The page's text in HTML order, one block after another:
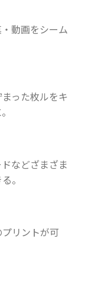
動画をシーム
った枚ルをキ
などざまざま
。
リントが可